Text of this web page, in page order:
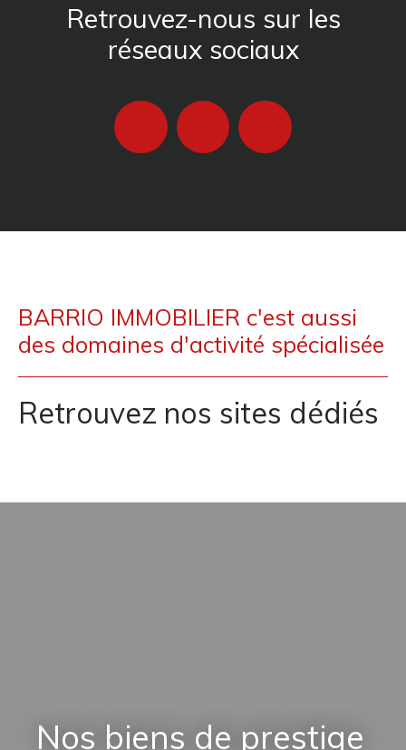
Retrouvez-nous sur les
réseaux sociaux
BARRIO IMMOBILIER c'est aussi
des domaines d'activité spécialisée
Retrouvez nos sites dédiés
Nos biens de prestige